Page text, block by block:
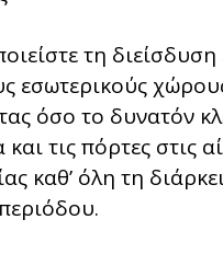
τη
εσωτερικούς
όσο το δυνατόν
τις πόρτες στις
καθ’ όλη τη